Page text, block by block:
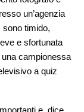
un’agenzia
sono timido,
e sfortunata
campionessa
a quiz
e, dice